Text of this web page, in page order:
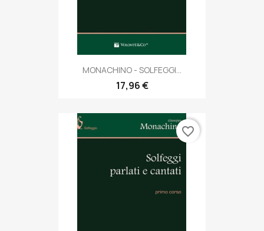
MONACHINO - SOLFEGGI...
17,96 €
favorite_border